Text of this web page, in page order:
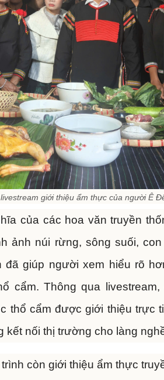
giới thiệu ẩm thực của người Ê
của các hoa văn truyền
ảnh núi rừng, sông suối,
đã giúp người xem hiểu rõ
cẩm. Thông qua
thổ cẩm được giới thiệu trực
kết nối thị trường cho làng
còn giới thiệu ẩm thực